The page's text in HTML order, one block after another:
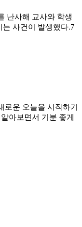
난사해 교사와 학생
는 사건이 발생했다.7
로운 오늘을 시작하기
아보면서 기분 좋게